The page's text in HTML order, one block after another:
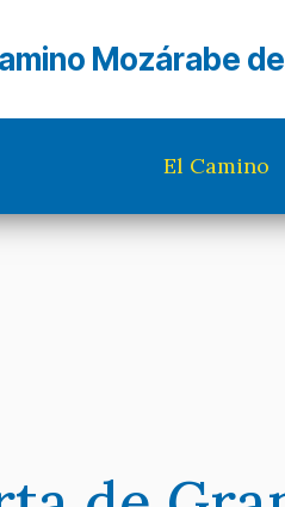
Mozárabe
El Camino